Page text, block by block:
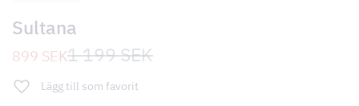
Sultana
1 199SEK
Det
ursprungliga
priset
var:
899 SEK
Det
nuvarande
priset
är:
Lägg till som favorit